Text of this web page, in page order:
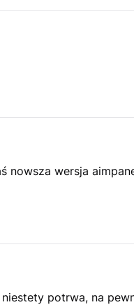
nowsza wersja
potrwa, na